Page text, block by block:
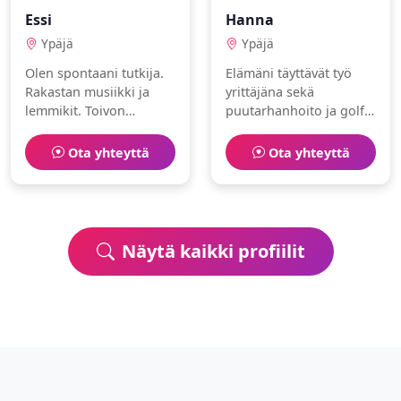
Essi
Ypäjä
Olen spontaani tutkija.
Rakastan musiikki ja
lemmikit. Toivon
lämminhenkisen
ihmisen.
Ota yhteyttä
Hanna
Ypäjä
Elämäni täyttävät työ
yrittäjäna sekä
puutarhanhoito ja golf.
älykäs. Ota yhteyttä
Näytä kaikki profiilit